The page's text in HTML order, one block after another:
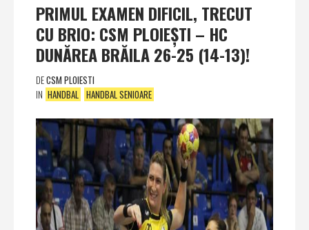
PRIMUL EXAMEN DIFICIL, TRECUT
CU BRIO: CSM PLOIEŞTI – HC
DUNĂREA BRĂILA 26-25 (14-13)!
DECSM PLOIESTI
IN HANDBAL HANDBAL SENIOARE